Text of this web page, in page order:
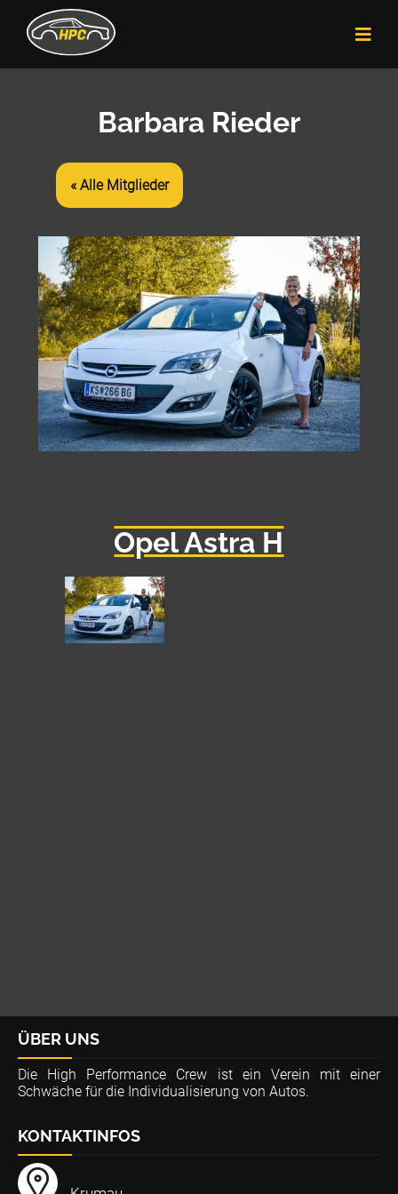
Barbara Rieder
« Alle Mitglieder
Opel Astra H
ÜBER UNS
Die High Performance Crew ist ein Verein mit einer
Schwäche für die Individualisierung von Autos.
KONTAKTINFOS